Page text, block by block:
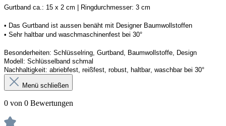
Gurtband ca.: 15 x 2 cm | Ringdurchmesser: 3 cm
• Das Gurtband ist aussen benäht mit Designer Baumwollstoffen
• Sehr haltbar und waschmaschinenfest bei 30°
Besonderheiten: Schlüsselring, Gurtband, Baumwollstoffe, Design
Modell: Schlüsselband schmal
Nachhaltigkeit: abriebfest, reißfest, robust, haltbar, waschbar bei 30°
Menü schließen
0 von 0 Bewertungen